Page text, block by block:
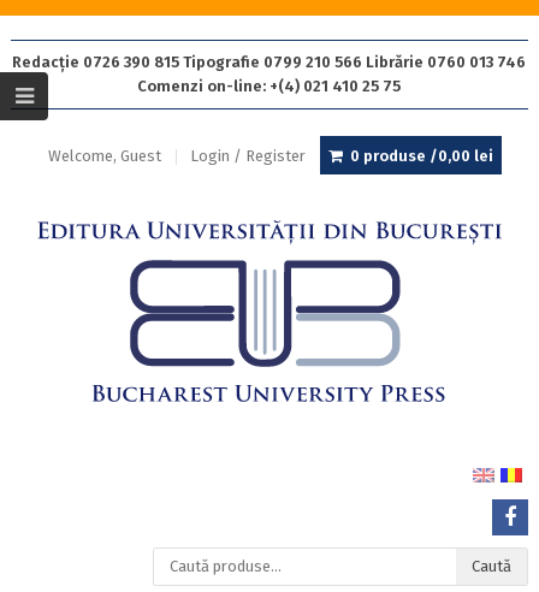
Redacție 0726 390 815 Tipografie 0799 210 566 Librărie 0760 013 746
Comenzi on-line: +(4) 021 410 25 75
Welcome, Guest Login / Register 0 produse /0,00 lei
Caută
după:
Caută